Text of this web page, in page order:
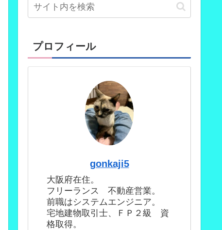
プロフィール
gonkaji5
大阪府在住。
フリーランス 不動産営業。
前職はシステムエンジニア。
宅地建物取引士、ＦＰ２級 資
格取得。